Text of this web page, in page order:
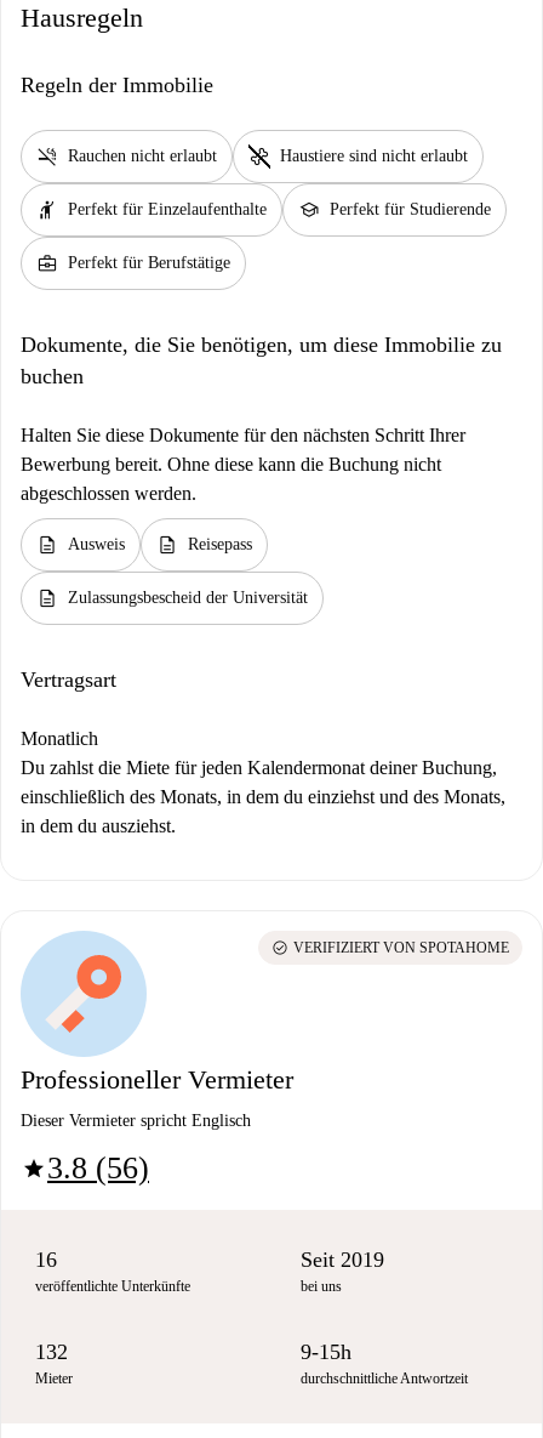
Hausregeln
Regeln der Immobilie
smoke_free Rauchen nicht erlaubt pet_supplies Haustiere sind nicht erlaubt
hail Perfekt für Einzelaufenthalte school Perfekt für Studierende
business_center Perfekt für Berufstätige
Dokumente, die Sie benötigen, um diese Immobilie zu
buchen
Halten Sie diese Dokumente für den nächsten Schritt Ihrer
Bewerbung bereit. Ohne diese kann die Buchung nicht
abgeschlossen werden.
description Ausweis description Reisepass
description Zulassungsbescheid der Universität
Vertragsart
Monatlich
Du zahlst die Miete für jeden Kalendermonat deiner Buchung,
einschließlich des Monats, in dem du einziehst und des Monats,
in dem du ausziehst.
Professioneller Vermieter
Dieser Vermieter spricht Englisch
star3.8 (56)
check_circle VERIFIZIERT VON SPOTAHOME
16
veröffentlichte Unterkünfte
Seit 2019
bei uns
132
Mieter
9-15h
durchschnittliche Antwortzeit